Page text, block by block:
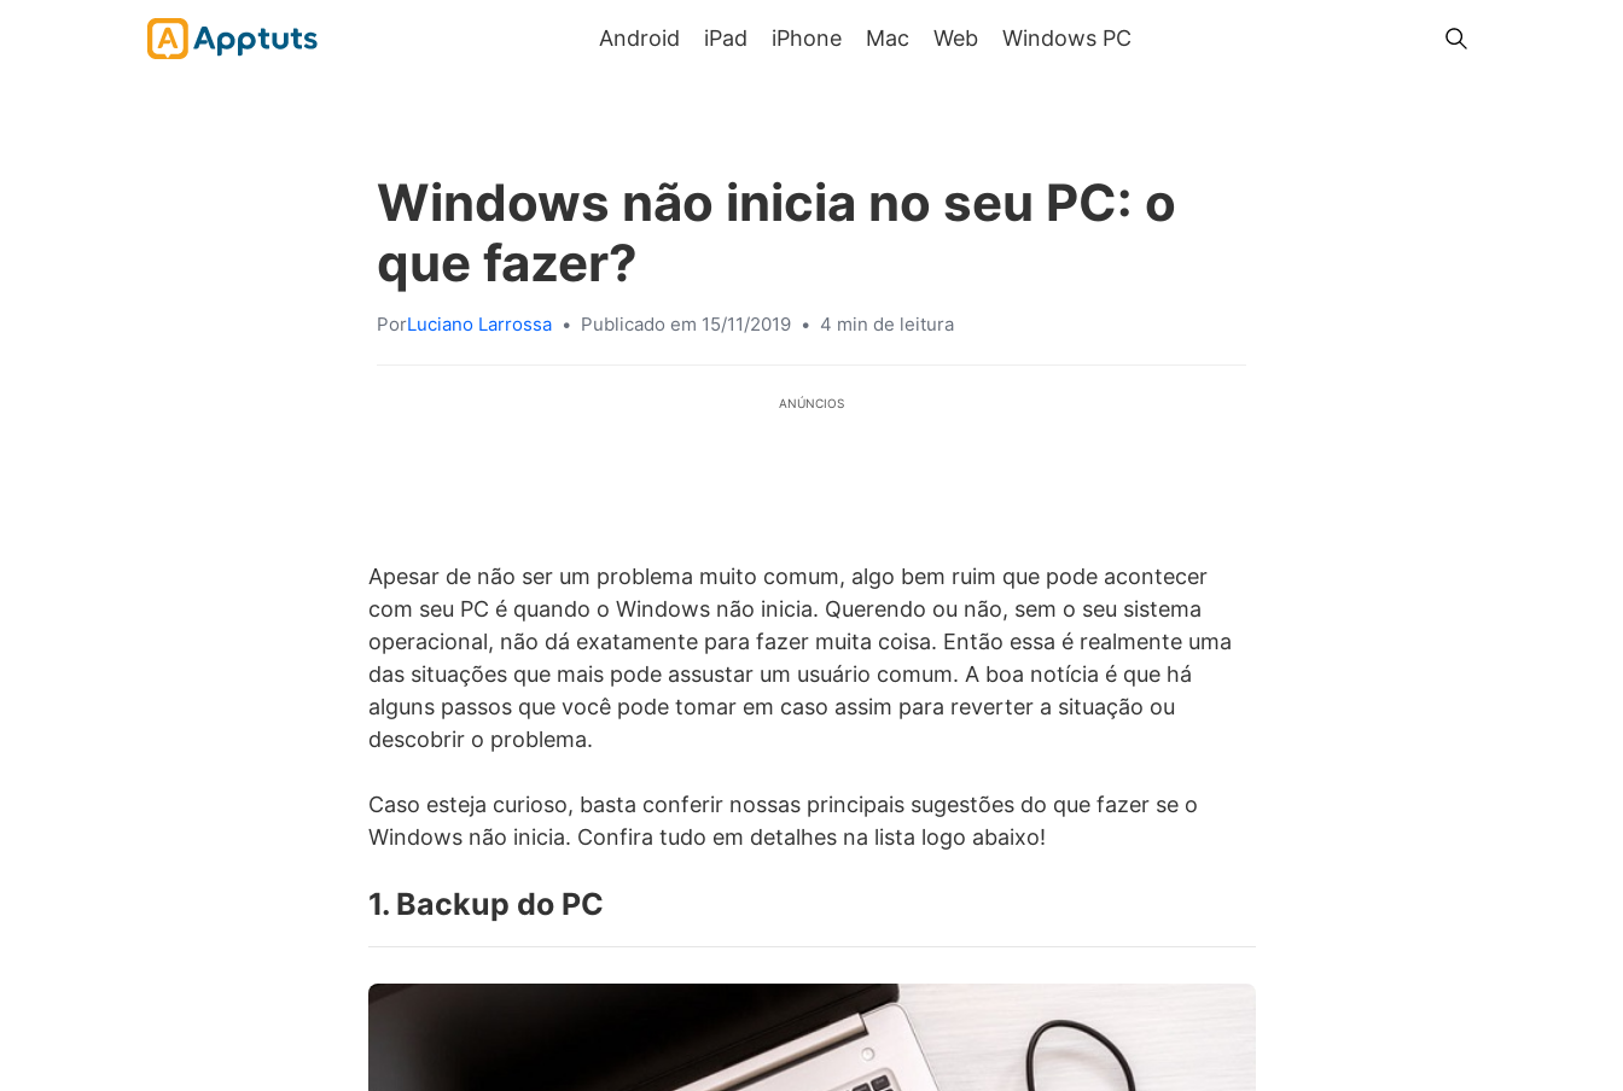
Android iPad iPhone Mac Web Windows PC
Windows não inicia no seu PC: o
que fazer?
PorLuciano Larrossa • Publicado em 15/11/2019 • 4 min de leitura
ANÚNCIOS
Apesar de não ser um problema muito comum, algo bem ruim que pode acontecer
com seu PC é quando o Windows não inicia. Querendo ou não, sem o seu sistema
operacional, não dá exatamente para fazer muita coisa. Então essa é realmente uma
das situações que mais pode assustar um usuário comum. A boa notícia é que há
alguns passos que você pode tomar em caso assim para reverter a situação ou
descobrir o problema.
Caso esteja curioso, basta conferir nossas principais sugestões do que fazer se o
Windows não inicia. Confira tudo em detalhes na lista logo abaixo!
1. Backup do PC